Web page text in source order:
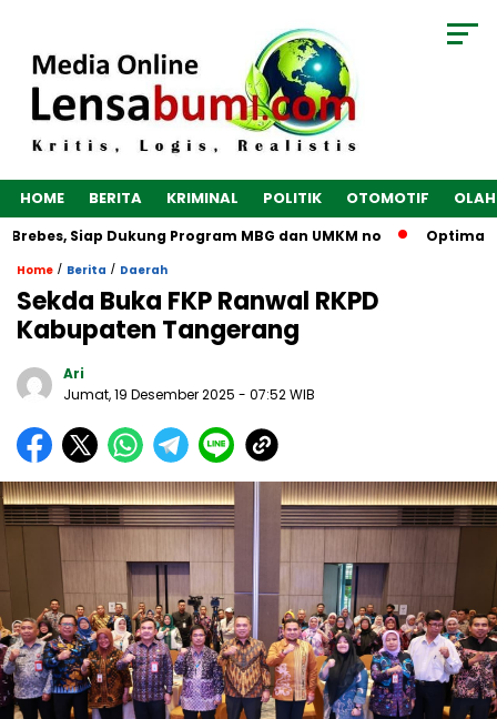
HOME BERITA KRIMINAL POLITIK OTOMOTIF
Dukung Program MBG dan UMKM no Optimalkan
Home / Berita / Daerah
Sekda Buka FKP Ranwal RKPD
Kabupaten Tangerang
Ari
Jumat, 19 Desember 2025 - 07:52 WIB